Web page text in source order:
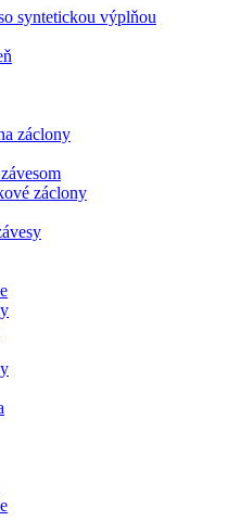
syntetickou výplňou
záclony
záclony